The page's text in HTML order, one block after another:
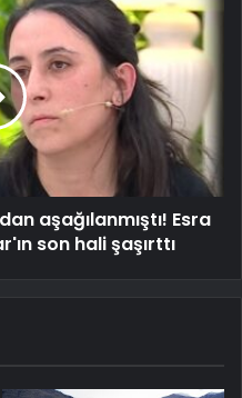
aşağılanmıştı! Esra
son hali şaşırttı